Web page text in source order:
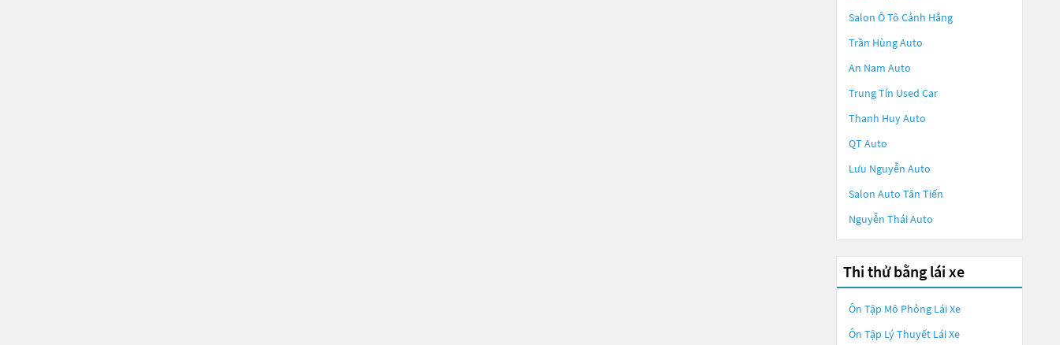
Salon Ô Tô Cảnh Hằng
Trần Hùng Auto
An Nam Auto
Trung Tín Used Car
Thanh Huy Auto
QT Auto
Lưu Nguyễn Auto
Salon Auto Tân Tiến
Nguyễn Thái Auto
Thi thử bằng lái xe
Ôn Tập Mô Phỏng Lái Xe
Ôn Tập Lý Thuyết Lái Xe